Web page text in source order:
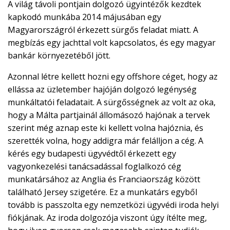

EN

CSATLAKOZZ
A
TÁMOGATÓI
KÖRHÖZ!
A világ távoli pontjain dolgozó ügyintézők kezdtek
kapkodó munkába 2014 májusában egy
Magyarországról érkezett sürgős feladat miatt. A
megbízás egy jachttal volt kapcsolatos, és egy magyar
bankár környezetéből jött.
Azonnal létre kellett hozni egy offshore céget, hogy az
ellássa az üzletember hajóján dolgozó legénység
munkáltatói feladatait. A sürgősségnek az volt az oka,
hogy a Málta partjainál állomásozó hajónak a tervek
szerint még aznap este ki kellett volna hajóznia, és
szerették volna, hogy addigra már felálljon a cég. A
kérés egy budapesti ügyvédtől érkezett egy
vagyonkezelési tanácsadással foglalkozó cég
munkatársához az Anglia és Franciaország között
található Jersey szigetére. Ez a munkatárs egyből
tovább is passzolta egy nemzetközi ügyvédi iroda helyi
fiókjának. Az iroda dolgozója viszont úgy ítélte meg,